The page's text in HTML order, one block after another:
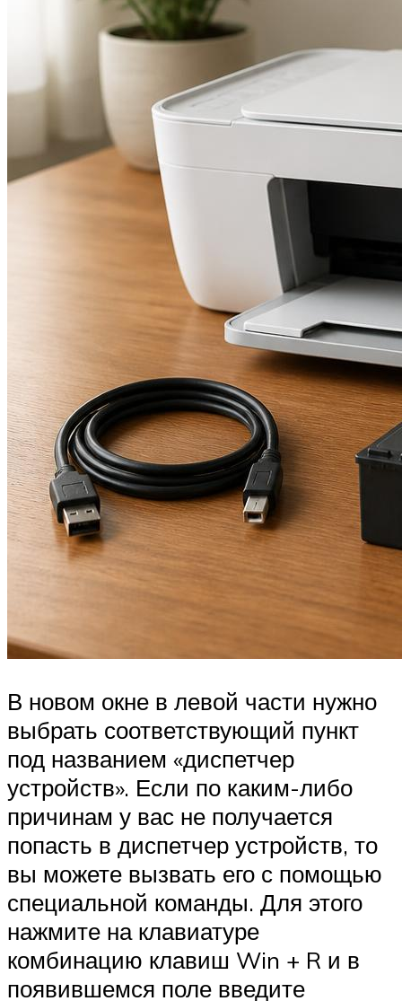
В новом окне в левой части нужно
выбрать соответствующий пункт
под названием «диспетчер
устройств». Если по каким-либо
причинам у вас не получается
попасть в диспетчер устройств, то
вы можете вызвать его с помощью
специальной команды. Для этого
нажмите на клавиатуре
комбинацию клавиш Win + R и в
появившемся поле введите